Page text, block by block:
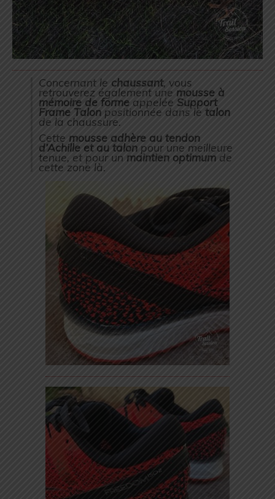
Concernant le chaussant, vous
retrouverez également une mousse à
mémoire de forme appelée Support
Frame Talon positionnée dans le talon
de la chaussure.
Cette mousse adhère au tendon
d’Achille et au talon pour une meilleure
tenue, et pour un maintien optimum de
cette zone là.